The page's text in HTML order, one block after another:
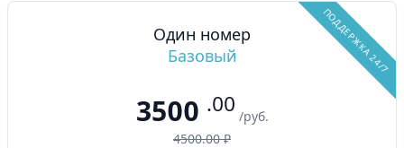
ПОДДЕРЖКА 24/7
Один номер
Базовый
3500 .00 /руб.
4500.00 ₽